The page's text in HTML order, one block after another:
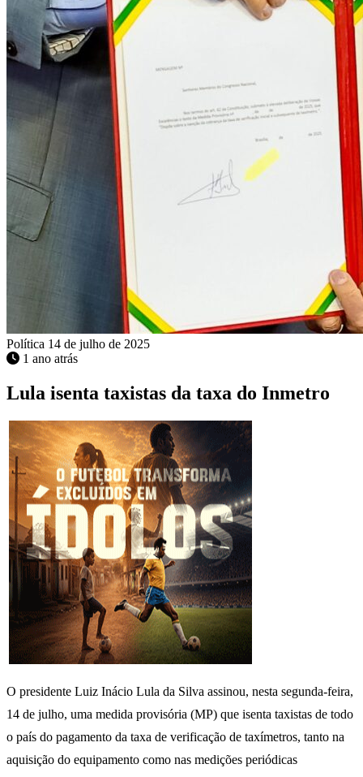
Política 14 de julho de 2025
1 ano atrás
Lula isenta taxistas da taxa do Inmetro
O presidente Luiz Inácio Lula da Silva assinou, nesta segunda-feira,
14 de julho, uma medida provisória (MP) que isenta taxistas de todo
o país do pagamento da taxa de verificação de taxímetros, tanto na
aquisição do equipamento como nas medições periódicas